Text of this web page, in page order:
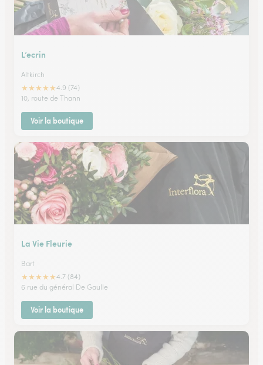
L’ecrin
Altkirch
★★★★★4.9 (74)
10, route de Thann
Voir la boutique
La Vie Fleurie
Bart
★★★★★4.7 (84)
6 rue du général De Gaulle
Voir la boutique